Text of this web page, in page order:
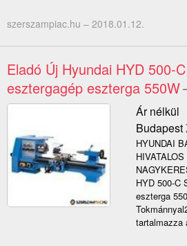
szerszampiac.hu – 2018.01.12.
Eladó Új Hyundai HYD 500-
esztergagép eszterga 550W
Ár nélkül
Budapest
HYUNDAI
HYD 500-C
eszterga
tartalmazza